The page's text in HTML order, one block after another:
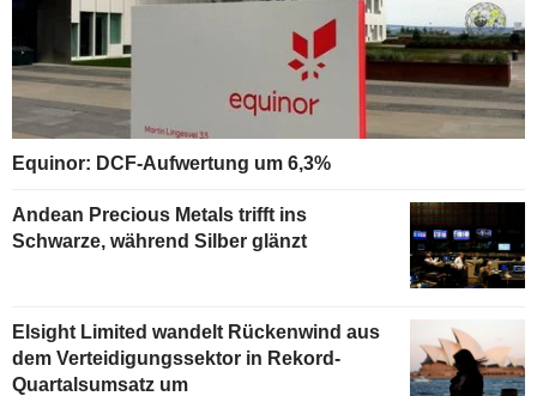
Equinor: DCF-Aufwertung um 6,3%
Andean Precious Metals trifft ins
Schwarze, während Silber glänzt
Elsight Limited wandelt Rückenwind aus
dem Verteidigungssektor in Rekord-
Quartalsumsatz um